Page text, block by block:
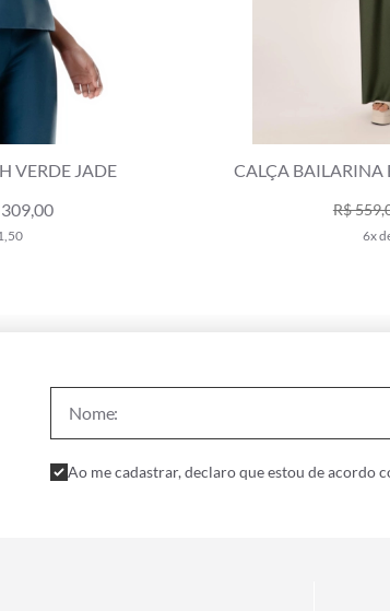
VERDE JADE CALÇA BAILARINA
R$
6x
Ao me cadastrar, declaro que estou de acordo